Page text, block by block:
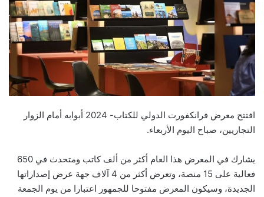
افتتح معرض فرانكفورت الدولي للكتاب- 2024 أبوابه أمام الزوار
التجاريين، صباح اليوم الأربعاء.
يشارك في المعرض هذا العام أكثر من ألف كاتب ومتحدث في 650
فعالية على 15 منصة، وتعرض أكثر من 4 آلاف جهة عرض إصداراتها
الجديدة، وسيكون المعرض مفتوحا للجمهور اعتبارا من يوم الجمعة